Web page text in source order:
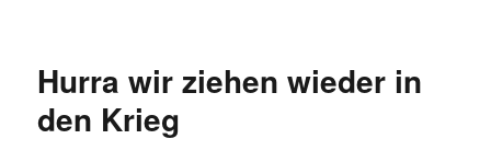
Hurra wir ziehen wieder in
den Krieg